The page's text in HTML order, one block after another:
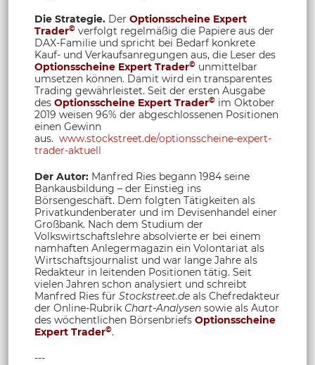
Die Strategie. Der Optionsscheine Expert
Trader© verfolgt regelmäßig die Papiere aus der
DAX-Familie und spricht bei Bedarf konkrete
Kauf- und Verkaufsanregungen aus, die Leser des
Optionsscheine Expert Trader© unmittelbar
umsetzen können. Damit wird ein transparentes
Trading gewährleistet. Seit der ersten Ausgabe
des Optionsscheine Expert Trader© im Oktober
2019 weisen 96% der abgeschlossenen Positionen
einen Gewinn
aus. www.stockstreet.de/optionsscheine-expert-
trader-aktuell
Der Autor: Manfred Ries begann 1984 seine
Bankausbildung – der Einstieg ins
Börsengeschäft. Dem folgten Tätigkeiten als
Privatkundenberater und im Devisenhandel einer
Großbank. Nach dem Studium der
Volkswirtschaftslehre absolvierte er bei einem
namhaften Anlegermagazin ein Volontariat als
Wirtschaftsjournalist und war lange Jahre als
Redakteur in leitenden Positionen tätig. Seit
vielen Jahren schon analysiert und schreibt
Manfred Ries für Stockstreet.de als Chefredakteur
der Online-Rubrik Chart-Analysen sowie als Autor
des wöchentlichen Börsenbriefs Optionsscheine
Expert Trader©.
---